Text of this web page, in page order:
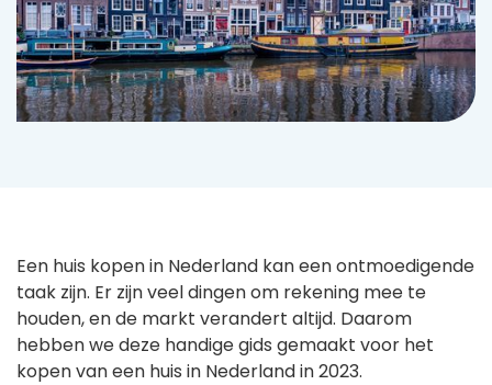
Een huis kopen in Nederland kan een ontmoedigende
taak zijn. Er zijn veel dingen om rekening mee te
houden, en de markt verandert altijd. Daarom
hebben we deze handige gids gemaakt voor het
kopen van een huis in Nederland in 2023.